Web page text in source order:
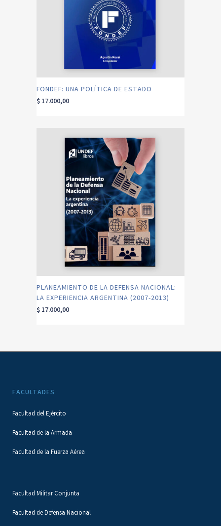
FONDEF: UNA POLÍTICA DE ESTADO
$ 17.000,00
PLANEAMIENTO DE LA DEFENSA NACIONAL:
LA EXPERIENCIA ARGENTINA (2007-2013)
$ 17.000,00
FACULTADES
Facultad del Ejército
Facultad de la Armada
Facultad de la Fuerza Aérea
Facultad Militar Conjunta
Facultad de Defensa Nacional